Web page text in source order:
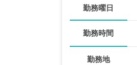
勤務曜日
勤務時間
勤務地